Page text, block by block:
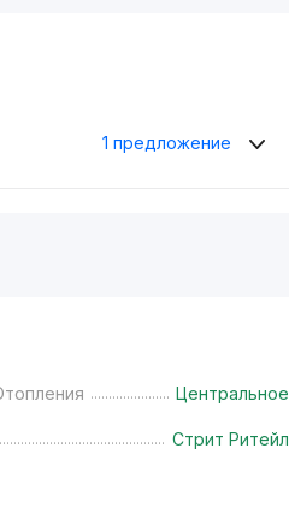
1 предложение
Центральное
Стрит Ритейл